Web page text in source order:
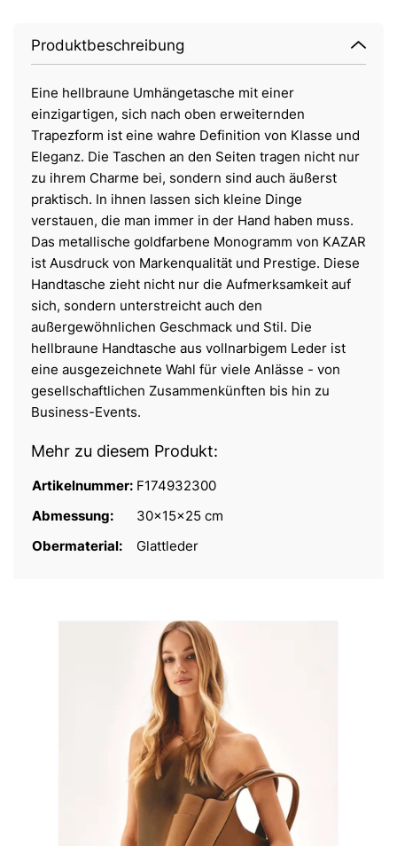
Produktbeschreibung
Eine hellbraune Umhängetasche mit einer
einzigartigen, sich nach oben erweiternden
Trapezform ist eine wahre Definition von Klasse und
Eleganz. Die Taschen an den Seiten tragen nicht nur
zu ihrem Charme bei, sondern sind auch äußerst
praktisch. In ihnen lassen sich kleine Dinge
verstauen, die man immer in der Hand haben muss.
Das metallische goldfarbene Monogramm von KAZAR
ist Ausdruck von Markenqualität und Prestige. Diese
Handtasche zieht nicht nur die Aufmerksamkeit auf
sich, sondern unterstreicht auch den
außergewöhnlichen Geschmack und Stil. Die
hellbraune Handtasche aus vollnarbigem Leder ist
eine ausgezeichnete Wahl für viele Anlässe - von
gesellschaftlichen Zusammenkünften bis hin zu
Business-Events.
Mehr zu diesem Produkt:
Artikelnummer: F174932300
Abmessung:
30x15x25 cm
Obermaterial:
Glattleder